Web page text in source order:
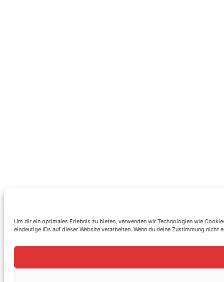
Um dir ein optimales Erlebnis zu bieten, verwenden wir Technologien wie
eindeutige IDs auf dieser Website verarbeiten. Wenn du deine Zustimmung